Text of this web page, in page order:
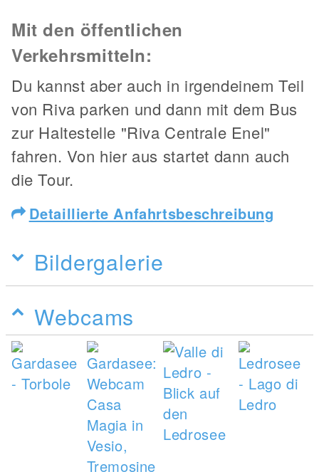
Mit den öffentlichen
Verkehrsmitteln:
Du kannst aber auch in irgendeinem Teil
von Riva parken und dann mit dem Bus
zur Haltestelle "Riva Centrale Enel"
fahren. Von hier aus startet dann auch
die Tour.
Detaillierte Anfahrtsbeschreibung
Bildergalerie
Webcams